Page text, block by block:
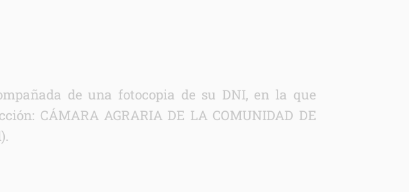
de una fotocopia de su DNI, en la que
CÁMARA AGRARIA DE LA COMUNIDAD DE